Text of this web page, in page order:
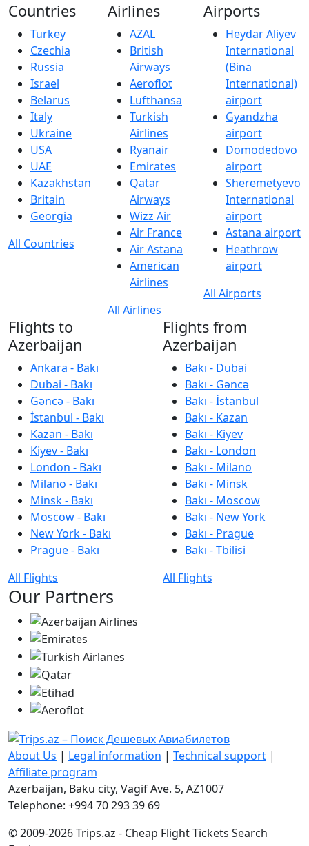
Countries
Turkey
Czechia
Russia
Israel
Belarus
Italy
Ukraine
USA
UAE
Kazakhstan
Britain
Georgia
All Countries
Airlines
AZAL
British
Airways
Aeroflot
Lufthansa
Turkish
Airlines
Ryanair
Emirates
Qatar
Airways
Wizz Air
Air France
Air Astana
American
Airlines
All Airlines
Airports
Heydar Aliyev
International
(Bina
International)
airport
Gyandzha
airport
Domodedovo
airport
Sheremetyevo
International
airport
Astana airport
Heathrow
airport
All Airports
Flights to
Azerbaijan
Ankara - Bakı
Dubai - Bakı
Gəncə - Bakı
İstanbul - Bakı
Kazan - Bakı
Kiyev - Bakı
London - Bakı
Milano - Bakı
Minsk - Bakı
Moscow - Bakı
New York - Bakı
Prague - Bakı
All Flights
Flights from
Azerbaijan
Bakı - Dubai
Bakı - Gəncə
Bakı - İstanbul
Bakı - Kazan
Bakı - Kiyev
Bakı - London
Bakı - Milano
Bakı - Minsk
Bakı - Moscow
Bakı - New York
Bakı - Prague
Bakı - Tbilisi
All Flights
Our Partners
About Us | Legal information | Technical support |
Affiliate program
Azerbaijan, Baku city, Vagif Ave. 5, AZ1007
Telephone: +994 70 293 39 69
© 2009-2026 Trips.az - Cheap Flight Tickets Search